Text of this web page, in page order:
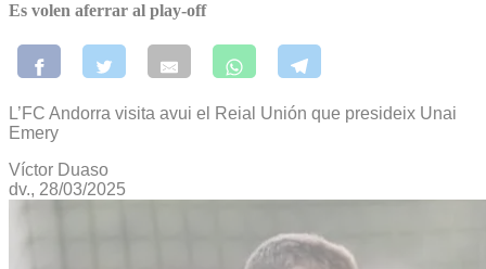
Es volen aferrar al play-off
L’FC Andorra visita avui el Reial Unión que presideix Unai
Emery
Víctor Duaso
dv., 28/03/2025